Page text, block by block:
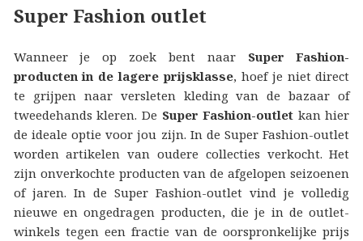
Super Fashion outlet
Wanneer je op zoek bent naar Super Fashion-
producten in de lagere prijsklasse, hoef je niet direct
te grijpen naar versleten kleding van de bazaar of
tweedehands kleren. De Super Fashion-outlet kan hier
de ideale optie voor jou zijn. In de Super Fashion-outlet
worden artikelen van oudere collecties verkocht. Het
zijn onverkochte producten van de afgelopen seizoenen
of jaren. In de Super Fashion-outlet vind je volledig
nieuwe en ongedragen producten, die je in de outlet-
winkels tegen een fractie van de oorspronkelijke prijs